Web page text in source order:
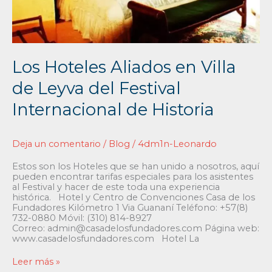
Los Hoteles Aliados en Villa
de Leyva del Festival
Internacional de Historia
Deja un comentario / Blog / 4dm1n-Leonardo
Estos son los Hoteles que se han unido a nosotros, aquí
pueden encontrar tarifas especiales para los asistentes
al Festival y hacer de este toda una experiencia
histórica. Hotel y Centro de Convenciones Casa de los
Fundadores Kilómetro 1 Via Guananí Teléfono: +57(8)
732-0880 Móvil: (310) 814-8927
Correo: admin@casadelosfundadores.com Página web:
www.casadelosfundadores.com Hotel La
Leer más »